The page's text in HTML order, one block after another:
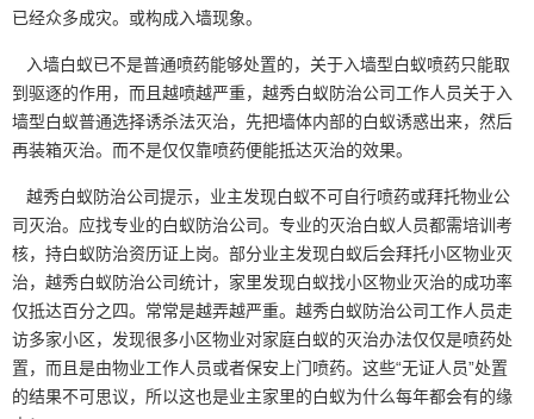
已经众多成灾。或构成入墙现象。
入墙白蚁已不是普通喷药能够处置的，关于入墙型白蚁喷药只能取
到驱逐的作用，而且越喷越严重，越秀白蚁防治公司工作人员关于入
墙型白蚁普通选择诱杀法灭治，先把墙体内部的白蚁诱惑出来，然后
再装箱灭治。而不是仅仅靠喷药便能抵达灭治的效果。
越秀白蚁防治公司提示，业主发现白蚁不可自行喷药或拜托物业公
司灭治。应找专业的白蚁防治公司。专业的灭治白蚁人员都需培训考
核，持白蚁防治资历证上岗。部分业主发现白蚁后会拜托小区物业灭
治，越秀白蚁防治公司统计，家里发现白蚁找小区物业灭治的成功率
仅抵达百分之四。常常是越弄越严重。越秀白蚁防治公司工作人员走
访多家小区，发现很多小区物业对家庭白蚁的灭治办法仅仅是喷药处
置，而且是由物业工作人员或者保安上门喷药。这些“无证人员”处置
的结果不可思议，所以这也是业主家里的白蚁为什么每年都会有的缘